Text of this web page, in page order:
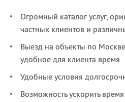
Огромный каталог услуг,
частных клиентов и
Выезд на объекты по
удобное для клиента время
Удобные условия
Возможность ускорить